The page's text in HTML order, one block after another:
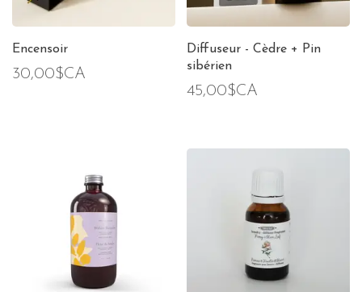
Encensoir
30,00$CA
Diffuseur - Cèdre + Pin
sibérien
45,00$CA